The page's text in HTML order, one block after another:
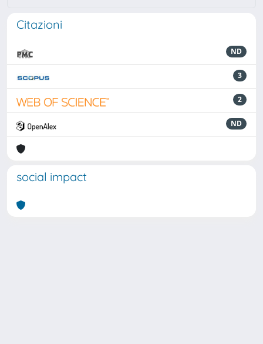
Citazioni
ND
3
2
ND
social impact